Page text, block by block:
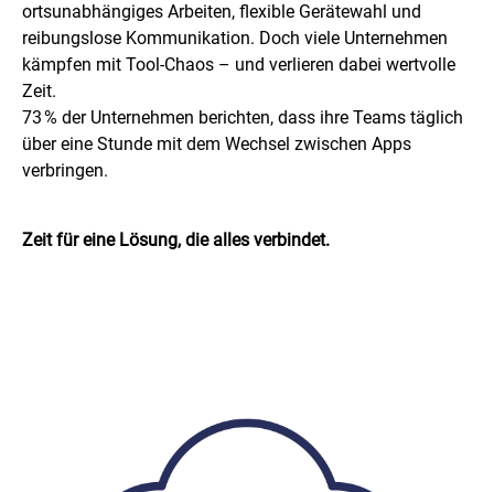
ortsunabhängiges Arbeiten, flexible Gerätewahl und
reibungslose Kommunikation. Doch viele Unternehmen
kämpfen mit Tool-Chaos – und verlieren dabei wertvolle
Zeit.
73 % der Unternehmen berichten, dass ihre Teams täglich
über eine Stunde mit dem Wechsel zwischen Apps
verbringen.
Zeit für eine Lösung, die alles verbindet.